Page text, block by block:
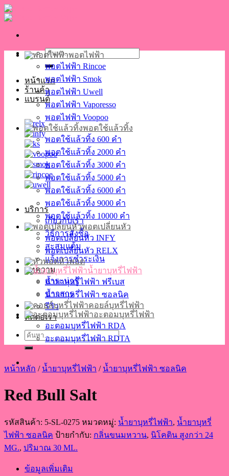
Skip
to
ค้นหา:
หน้าแรก
ร้านค้า
แบรนด์
บริการ
เกี่ยวกับเรา
วิธีการสั่งซื้อ
สะสมแต้ม
แจ้งการชำระเงิน
บทความ
สาระน่ารู้
ข่าวสาร
รีวิว
ติดต่อเรา
ค้นหา:
พอตไฟฟ้า
พอตไฟฟ้า Rincoe
พอตไฟฟ้า Smok
พอตไฟฟ้า Uwell
พอตไฟฟ้า Vaporesso
พอตไฟฟ้า Voopoo
พอตใช้แล้วทิ้ง
พอตใช้แล้วทิ้ง 600 คำ
พอตใช้แล้วทิ้ง 2000 คำ
พอตใช้แล้วทิ้ง 3000 คำ
พอตใช้แล้วทิ้ง 5000 คำ
พอตใช้แล้วทิ้ง 6000 คำ
พอตใช้แล้วทิ้ง 9000 คำ
พอตใช้แล้วทิ้ง 10000 คำ
พอตเปลี่ยนหัว
พอตเปลี่ยนหัว INFY
พอตเปลี่ยนหัว RELX
หัวพอต
น้ำยาบุหรี่ไฟฟ้า
น้ำยาบุหรี่ไฟฟ้า ฟรีเบส
น้ำยาบุหรี่ไฟฟ้า ซอลนิค
คอยล์บุหรี่ไฟฟ้า
อะตอมบุหรี่ไฟฟ้า
อะตอมบุหรี่ไฟฟ้า RDA
อะตอมบุหรี่ไฟฟ้า RDTA
หน้าหลัก / น้ำยาบุหรี่ไฟฟ้า / น้ำยาบุหรี่ไฟฟ้า ซอลนิค
Red Bull Salt
รหัสสินค้า: 5-SL-0275 หมวดหมู่: น้ำยาบุหรี่ไฟฟ้า, น้ำยาบุหรี่
ไฟฟ้า ซอลนิค ป้ายกำกับ: กลิ่นขนมหวาน, นิโคติน สูงกว่า 24
MG., ปริมาณ 30 ML.
ข้อมูลเพิ่มเติม